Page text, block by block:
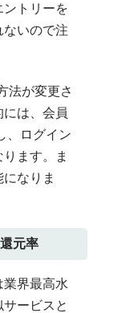
ントリーを
いので注
法が変更さ
は、会員
、ログイン
ます。ま
なりま
元率
界最高水
ービスと